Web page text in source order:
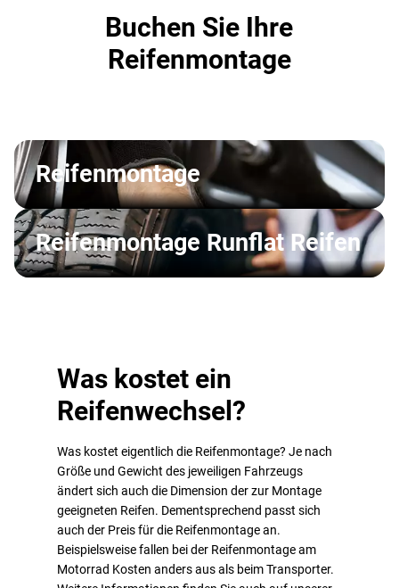
Buchen Sie Ihre
Reifenmontage
Reifenmontage
Reifenmontage Runflat Reifen
Was kostet ein
Reifenwechsel?
Was kostet eigentlich die Reifenmontage? Je nach
Größe und Gewicht des jeweiligen Fahrzeugs
ändert sich auch die Dimension der zur Montage
geeigneten Reifen. Dementsprechend passt sich
auch der Preis für die Reifenmontage an.
Beispielsweise fallen bei der Reifenmontage am
Motorrad Kosten anders aus als beim Transporter.